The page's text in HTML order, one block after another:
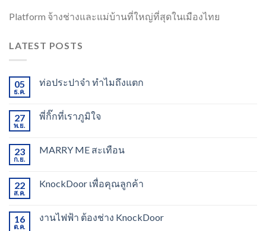
Platform จ้างช่างและแม่บ้านที่ใหญ่ที่สุดในเมืองไทย
LATEST POSTS
05
ธ.ค.
ท่อประปาจ๋า ทำไมถึงแตก
27
พ.ย.
พี่กิ๊กที่เราภูมิใจ
23
ก.ย.
MARRY ME สะเทือน
22
ส.ค.
KnockDoor เพื่อคุณลูกค้า
16
ต.ค.
งานไฟฟ้า ต้องช่าง KnockDoor